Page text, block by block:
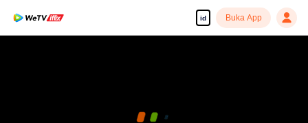
id Buka App